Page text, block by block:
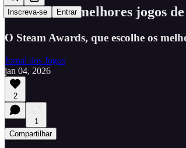
Inscreva-se Entrar
Estes são os melhores jogos
O Steam Awards, que escolhe os
Jornal dos Jogos
jan 04, 2026
2
1
Compartilhar